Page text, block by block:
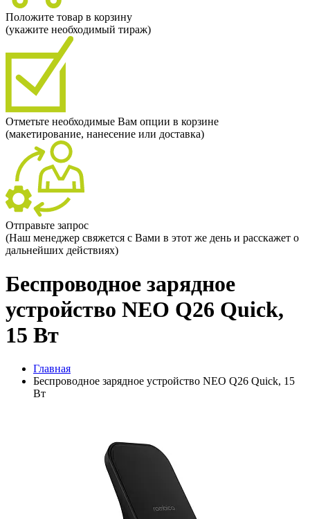
Положите товар в корзину
(укажите необходимый тираж)
Отметьте необходимые Вам опции в корзине
(макетирование, нанесение или доставка)
Отправьте запрос
(Наш менеджер свяжется с Вами в этот же день и расскажет о
дальнейших действиях)
Беспроводное зарядное
устройство NEO Q26 Quick,
15 Вт
Главная
Беспроводное зарядное устройство NEO Q26 Quick, 15
Вт